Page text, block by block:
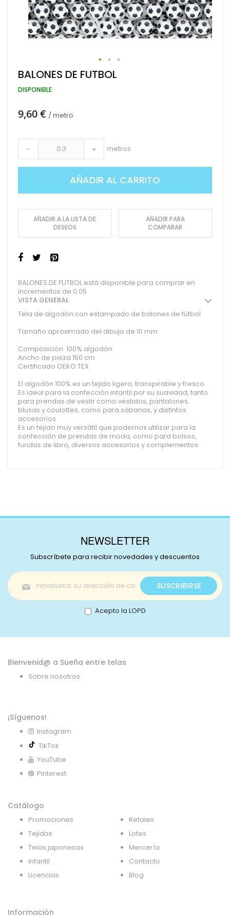
Saltar
al
comienzo
galería
BALONES DE FUTBOL
DISPONIBLE
9,60 € / metro
- + metros
AÑADIR AL CARRITO
AÑADIR A LA LISTA DE
DESEOS
AÑADIR PARA
COMPARAR
BALONES DE FUTBOL está disponible para comprar en
incrementos de 0.05
VISTA GENERAL
Tela de algodón con estampado de balones de fútbol
Tamaño aproximado del dibujo de 10 mm
Composición 100% algodón
Ancho de pieza 150 cm
Certificado OEKO TEX
El algodón 100% es un tejido ligero, transpirable y fresco
Es ideal para la confección infantil por su suavidad, tanto
para prendas de vestir como vestidos, pantalones,
blusas y coulottes, como para sábanas, y distintos
accesorios
Es un tejido muy versátil que podemos utilizar para la
confección de prendas de moda, como para bolsos,
fundas de libro, diversos accesorios y complementos
NEWSLETTER
Subscríbete para recibir novedades y descuentos
Inscríbase
a
nuestro
boletín
de
SUSCRIBIRSE
Acepto la LOPD
Bienvenid@ a Sueña entre telas
Sobre nosotros
¡Síguenos!
Instagram
TikTok
YouTube
Pinterest
Catálogo
Promociones
Tejidos
Telas japonesas
Infantil
Licencias
Retales
Lotes
Mercería
Contacto
Blog
Información